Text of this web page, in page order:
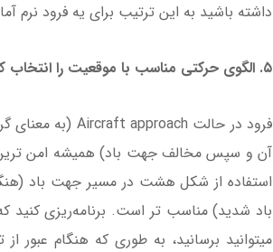
داشته باشید به این ترتیب برای یه فرود نرم
۵. الگوی حرکتی مناسب با موقعیت را انتخاب کنید
آن و سپس مخالف جهت باد) همیشه امن
استفاده از شکل هشت در مسیر جهت باد
باد شدید) مناسب تر است. برنامه‌ریزی کنید
میتوانید برسانید، به طوری که هنگام